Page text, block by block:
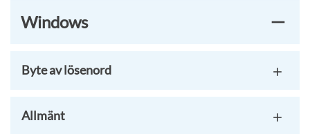
Windows
Byte av lösenord
Allmänt